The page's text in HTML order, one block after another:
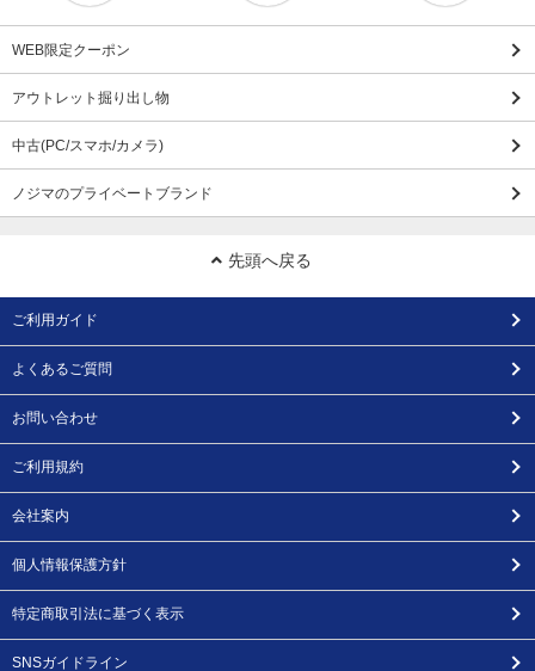
WEB限定クーポン
アウトレット掘り出し物
中古(PC/スマホ/カメラ)
ノジマのプライベートブランド
先頭へ戻る
ご利用ガイド
よくあるご質問
お問い合わせ
ご利用規約
会社案内
個人情報保護方針
特定商取引法に基づく表示
SNSガイドライン